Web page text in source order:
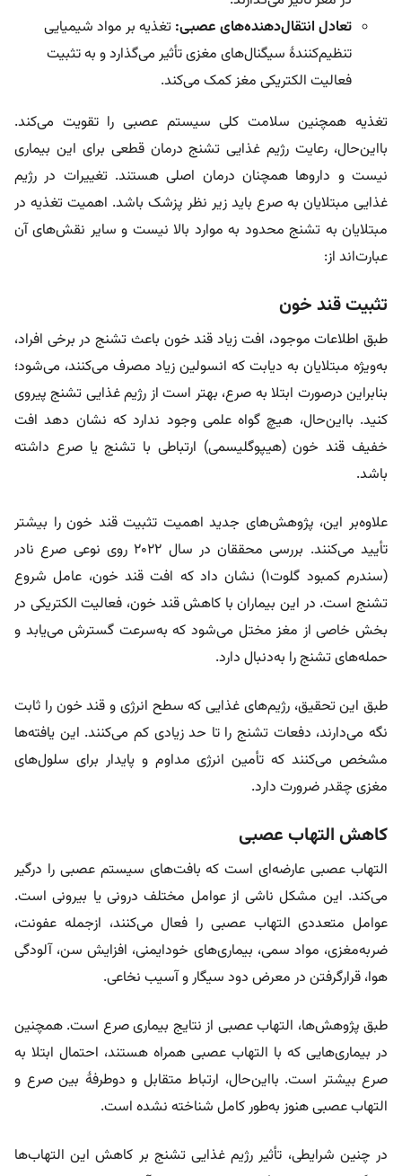
تعادل انتقال‌دهنده‌های عصبی: تغذیه بر مواد شیمیایی
تنظیم‌کنندۀ سیگنال‌های مغزی تأثیر می‌گذارد و به تثبیت
فعالیت الکتریکی مغز کمک می‌کند.
تغذیه همچنین سلامت کلی سیستم عصبی را تقویت می‌کند.
بااین‌حال، رعایت رژیم غذایی تشنج درمان قطعی برای این بیماری
نیست و داروها همچنان درمان اصلی هستند. تغییرات در رژیم
غذایی مبتلایان به صرع باید زیر نظر پزشک باشد. اهمیت تغذیه در
مبتلایان به تشنج محدود به موارد بالا نیست و سایر نقش‌های آن
عبارت‌اند از:
تثبیت قند خون
طبق اطلاعات موجود، افت زیاد قند خون باعث تشنج در برخی افراد،
به‌ویژه مبتلایان به دیابت که انسولین زیاد مصرف می‌کنند، می‌شود؛
بنابراین درصورت ابتلا به صرع، بهتر است از رژیم غذایی تشنج پیروی
کنید. بااین‌حال، هیچ گواه علمی وجود ندارد که نشان دهد افت
خفیف قند خون (هیپوگلیسمی) ارتباطی با تشنج یا صرع داشته
باشد.
علاوه‌بر این، پژوهش‌های جدید اهمیت تثبیت قند خون را بیشتر
تأیید می‌کنند. بررسی محققان در سال ۲۰۲۲ روی نوعی صرع نادر
(سندرم کمبود گلوت۱) نشان داد که افت قند خون، عامل شروع
تشنج است. در این بیماران با کاهش قند خون، فعالیت الکتریکی در
بخش خاصی از مغز مختل می‌شود که به‌سرعت گسترش می‌یابد و
حمله‌های تشنج را به‌دنبال دارد.
طبق این تحقیق، رژیم‌های غذایی که سطح انرژی و قند خون را ثابت
نگه می‌دارند، دفعات تشنج را تا حد زیادی کم می‌کنند. این یافته‌ها
مشخص می‌کنند که تأمین انرژی مداوم و پایدار برای سلول‌های
مغزی چقدر ضرورت دارد.
کاهش التهاب عصبی
التهاب عصبی عارضه‌ای است که بافت‌های سیستم عصبی را درگیر
می‌کند. این مشکل ناشی از عوامل مختلف درونی یا بیرونی است.
عوامل متعددی التهاب عصبی را فعال می‌کنند، ازجمله عفونت،
ضربه‌مغزی، مواد سمی، بیماری‌های خودایمنی، افزایش سن، آلودگی
هوا، قرارگرفتن در معرض دود سیگار و آسیب نخاعی.
طبق پژوهش‌ها، التهاب عصبی از نتایج بیماری صرع است. همچنین
در بیماری‌هایی که با التهاب عصبی همراه هستند، احتمال ابتلا به
صرع بیشتر است. بااین‌حال، ارتباط متقابل و دوطرفۀ بین صرع و
التهاب عصبی هنوز به‌طور کامل شناخته نشده است.
در چنین شرایطی، تأثیر رژیم غذایی تشنج بر کاهش این التهاب‌ها